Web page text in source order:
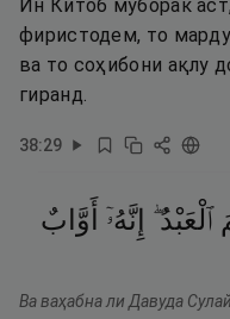
Ин Китоб муборак
фиристодем, то
ва то соҳибони ақлу
гиранд.
38:29
ٱلْعَبْدُ ۖ إِنَّهُۥٓ
أَوَّابٌ
Ва ваҳабна ли Давуда